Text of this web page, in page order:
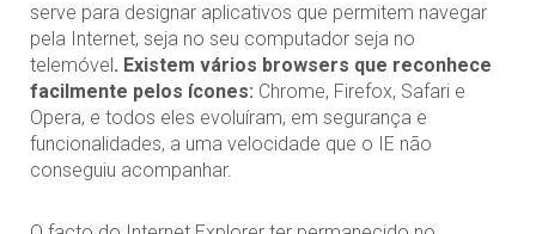
serve para designar aplicativos que permitem navegar
pela Internet, seja no seu computador seja no
telemóvel . Existem vários browsers que reconhece
facilmente pelos ícones: Chrome, Firefox, Safari e
Opera, e todos eles evoluíram, em segurança e
funcionalidades, a uma velocidade que o IE não
conseguiu acompanhar.